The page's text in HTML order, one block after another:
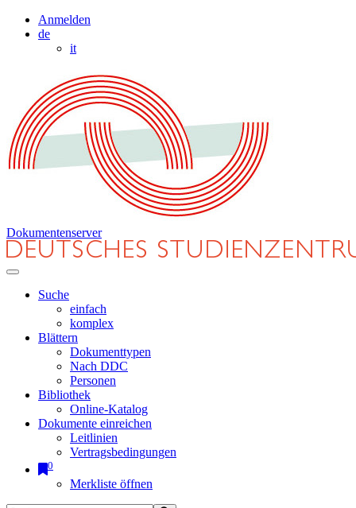
Anmelden
de
it
Dokumentenserver
Suche
einfach
komplex
Blättern
Dokumenttypen
Nach DDC
Personen
Bibliothek
Online-Katalog
Dokumente einreichen
Leitlinien
Vertragsbedingungen
0
Merkliste öffnen